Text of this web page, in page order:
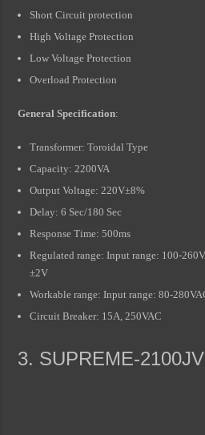
Short Circuit protection
High Voltage Protection
Low Voltage Protection
Overload Protection
General Specification:
Transformer: Toroidal Type
Capacity: 2200VA
Output Voltage: 220V±8%
Delay: 6 Sec/180 Sec
Response Time: 500ms
Regulated range: Input range: 100-
±2V
Workable range: Input range: 80-
Circuit Breaker: 15A, 250VAC
3. SUPREME-